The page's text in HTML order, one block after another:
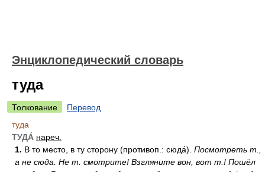
Энциклопедический словарь
туда
Толкование
Перевод
туда
ТУДА́ нареч.
1. В то место, в ту сторону (противоп.: сюда́). Посмотреть т.,
а не сюда. Не т. смотрите! Взгляните вон, вот т.! Пошёл